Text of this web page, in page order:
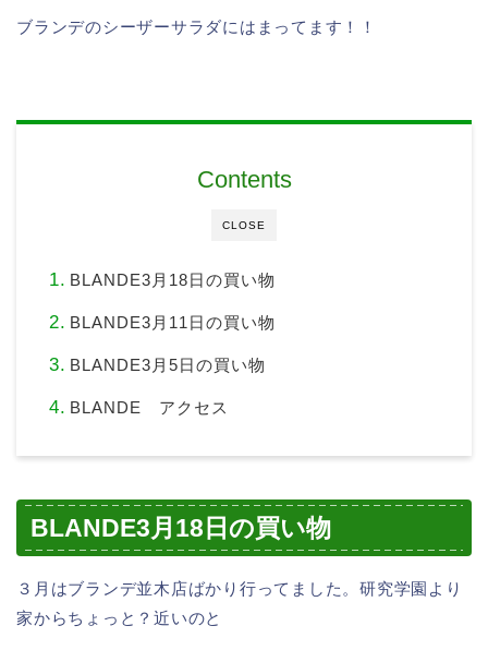
ブランデのシーザーサラダにはまってます！！
CLOSE
Contents
BLANDE3月18日の買い物
BLANDE3月11日の買い物
BLANDE3月5日の買い物
BLANDE アクセス
BLANDE3月18日の買い物
３月はブランデ並木店ばかり行ってました。研究学園より
家からちょっと？近いのと